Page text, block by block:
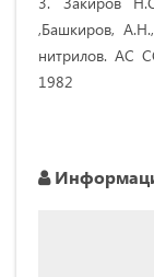
,Башкиров,
нитрилов. АС
1982